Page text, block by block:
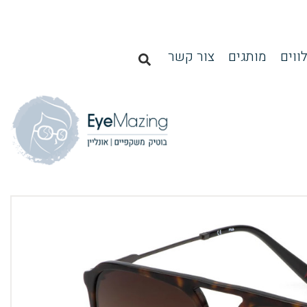
מותגים צור קשר